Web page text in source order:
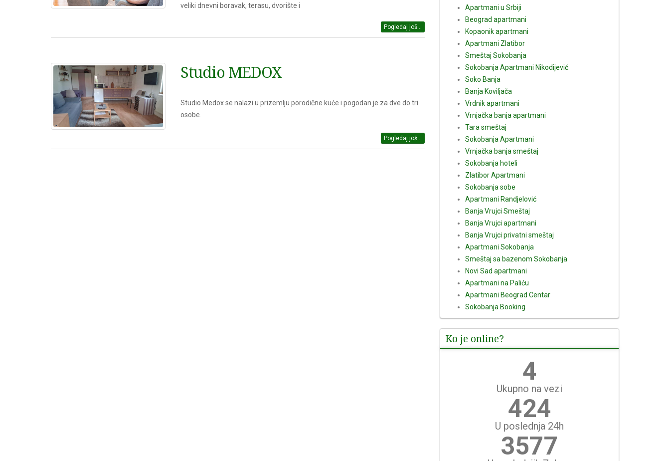
veliki dnevni boravak, terasu, dvorište i
Pogledaj još...
Studio MEDOX
Studio Medox se nalazi u prizemlju porodične kuće i pogodan je za dve do tri
osobe.
Pogledaj još...
Apartmani u Srbiji
Beograd apartmani
Kopaonik apartmani
Apartmani Zlatibor
Smeštaj Sokobanja
Sokobanja Apartmani Nikodijević
Soko Banja
Banja Koviljača
Vrdnik apartmani
Vrnjačka banja apartmani
Tara smeštaj
Sokobanja Apartmani
Vrnjačka banja smeštaj
Sokobanja hoteli
Zlatibor Apartmani
Sokobanja sobe
Apartmani Randjelović
Banja Vrujci Smeštaj
Banja Vrujci apartmani
Banja Vrujci privatni smeštaj
Apartmani Sokobanja
Smeštaj sa bazenom Sokobanja
Novi Sad apartmani
Apartmani na Paliću
Apartmani Beograd Centar
Sokobanja Booking
Ko je online?
5
Ukupno na vezi
489
U poslednja 24h
4127